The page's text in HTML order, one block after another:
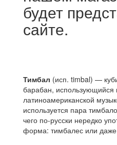
будет
сайте.
Тимбал (исп. timbal) —
барабан, использующийся
латиноамериканской
используется пара
чего по-русски нередко
форма: тимбалес или